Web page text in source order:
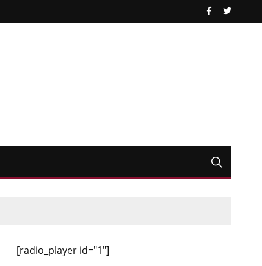
[radio_player id="1"]